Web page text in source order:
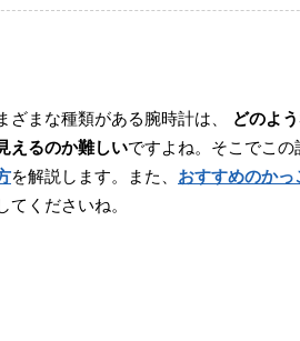
ざまな種類がある腕時計は、
どのよ
えるのか難しいですよね。そこでこの
を解説します。また、 おすすめのかっ
くださいね。